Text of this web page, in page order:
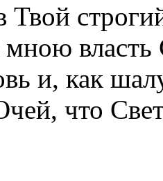
Твой
власть
и, как
что